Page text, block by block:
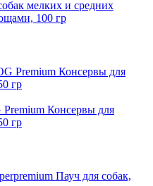
мелких и средних
100 гр
Консервы для
гр